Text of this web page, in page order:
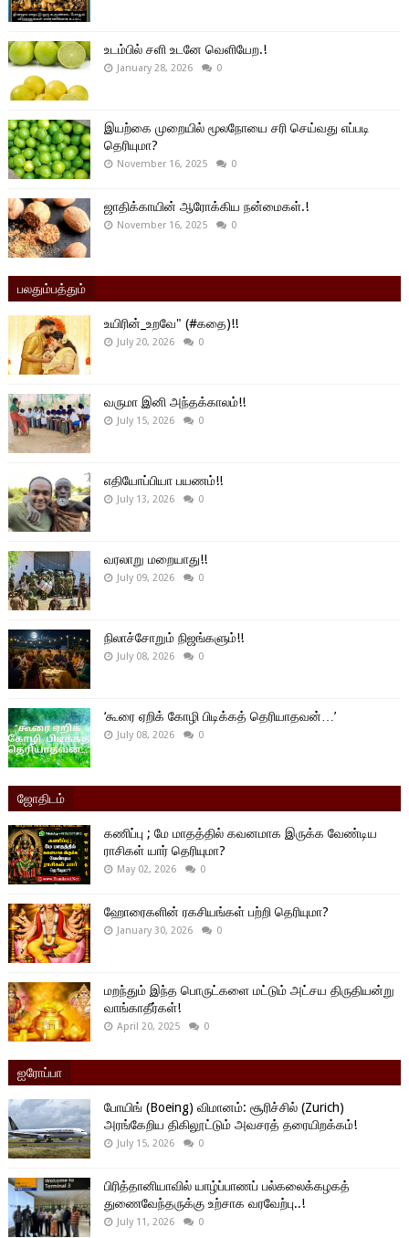
உடம்பில் சளி உடனே வெளியேற.!
January 28, 2026 0
இயற்கை முறையில் மூலநோயை சரி செய்வது எப்படி
தெரியுமா?
November 16, 2025 0
ஜாதிக்காயின் ஆரோக்கிய நன்மைகள்.!
November 16, 2025 0
பலதும்பத்தும்
உயிரின்_உறவே" (#கதை)!!
July 20, 2026 0
வருமா இனி அந்தக்காலம்!!
July 15, 2026 0
எதியோப்பியா பயணம்!!
July 13, 2026 0
வரலாறு மறையாது!!
July 09, 2026 0
நிலாச்சோறும் நிஜங்களும்!!
July 08, 2026 0
‘கூரை ஏறிக் கோழி பிடிக்கத் தெரியாதவன்…’
July 08, 2026 0
ஜோதிடம்
கணிப்பு ; மே மாதத்தில் கவனமாக இருக்க வேண்டிய
ராசிகள் யார் தெரியுமா?
May 02, 2026 0
ஹோரைகளின் ரகசியங்கள் பற்றி தெரியுமா?
January 30, 2026 0
மறந்தும் இந்த பொருட்களை மட்டும் அட்சய திருதியன்று
வாங்காதீர்கள்!
April 20, 2025 0
ஐரோப்பா
போயிங் (Boeing) விமானம்: சூரிச்சில் (Zurich)
அரங்கேறிய திகிலூட்டும் அவசரத் தரையிறக்கம்!
July 15, 2026 0
பிரித்தானியாவில் யாழ்ப்பாணப் பல்கலைக்கழகத்
துணைவேந்தருக்கு உற்சாக வரவேற்பு..!
July 11, 2026 0